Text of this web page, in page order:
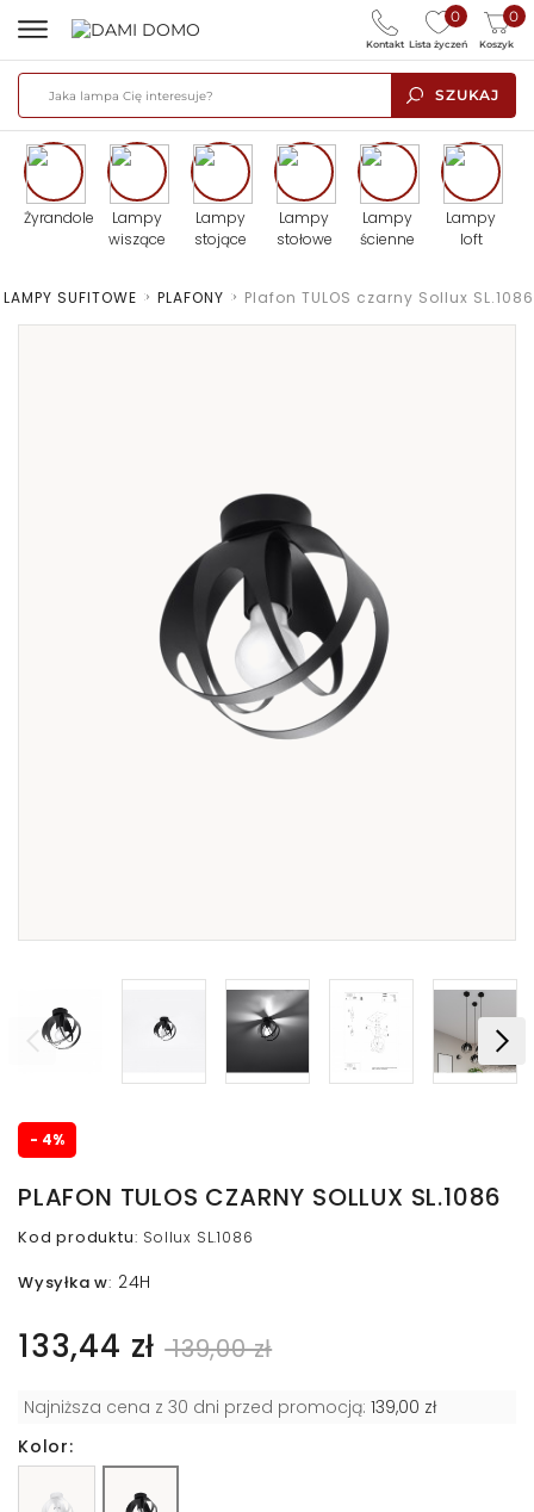
SZUKAJ
0
Lista życzeń
0
Koszyk
Kontakt
Żyrandole
Lampy
wiszące
Lampy
stojące
Lampy
stołowe
Lampy
ścienne
Lampy
loft
LAMPY SUFITOWE > PLAFONY > Plafon TULOS czarny Sollux SL.1086
- 4%
PLAFON TULOS CZARNY SOLLUX SL.1086
Kod produktu: Sollux SL.1086
Wysyłka w: 24H
133,44 zł 139,00 zł
Najniższa cena z 30 dni przed promocją: 139,00 zł
Kolor: